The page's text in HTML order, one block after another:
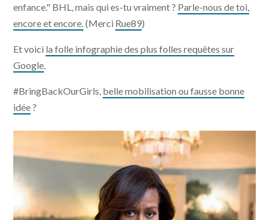
enfance." BHL, mais qui es-tu vraiment ? Parle-nous de toi,
encore et encore. (Merci Rue89)
Et voici la folle infographie des plus folles requêtes sur
Google
#BringBackOurGirls, belle mobilisation ou fausse bonne
idée?